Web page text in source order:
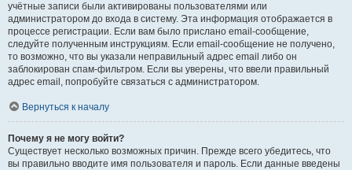
учётные записи были активированы пользователями или
администратором до входа в систему. Эта информация отображается в
процессе регистрации. Если вам было прислано email-сообщение,
следуйте полученным инструкциям. Если email-сообщение не получено,
то возможно, что вы указали неправильный адрес email либо он
заблокирован спам-фильтром. Если вы уверены, что ввели правильный
адрес email, попробуйте связаться с администратором.
Вернуться к началу
Почему я не могу войти?
Существует несколько возможных причин. Прежде всего убедитесь, что
вы правильно вводите имя пользователя и пароль. Если данные введены